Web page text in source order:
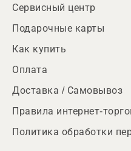
Сервисный центр
Подарочные карты
Как купить
Оплата
Доставка / Самовывоз
Правила интернет-
Политика обработки